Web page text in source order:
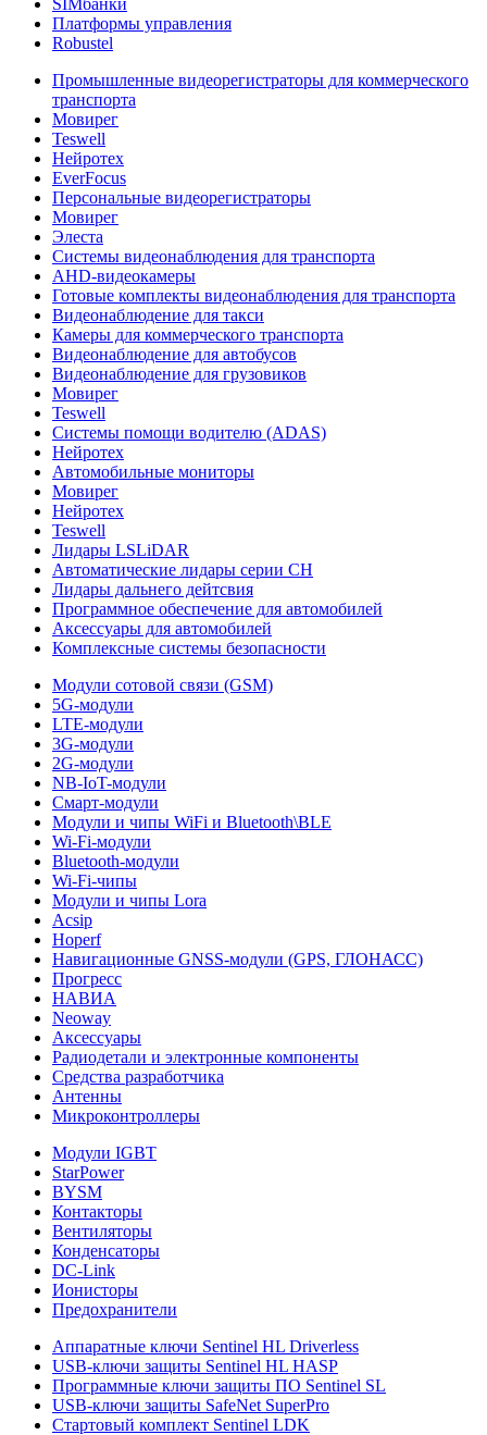
SIMбанки
Платформы управления
Robustel
Промышленные видеорегистраторы для коммерческого
транспорта
Мовирег
Teswell
Нейротех
EverFocus
Персональные видеорегистраторы
Мовирег
Элеста
Системы видеонаблюдения для транспорта
AHD-видеокамеры
Готовые комплекты видеонаблюдения для транспорта
Видеонаблюдение для такси
Камеры для коммерческого транспорта
Видеонаблюдение для автобусов
Видеонаблюдение для грузовиков
Мовирег
Teswell
Системы помощи водителю (ADAS)
Нейротех
Автомобильные мониторы
Мовирег
Нейротех
Teswell
Лидары LSLiDAR
Автоматические лидары серии CH
Лидары дальнего дейтсвия
Программное обеспечение для автомобилей
Аксессуары для автомобилей
Комплексные системы безопасности
Модули сотовой связи (GSM)
5G-модули
LTE-модули
3G-модули
2G-модули
NB-IoT-модули
Смарт-модули
Модули и чипы WiFi и Bluetooth\BLE
Wi-Fi-модули
Bluetooth-модули
Wi-Fi-чипы
Модули и чипы Lora
Acsip
Hoperf
Навигационные GNSS-модули (GPS, ГЛОНАСС)
Прогресс
НАВИА
Neoway
Аксессуары
Радиодетали и электронные компоненты
Средства разработчика
Антенны
Микроконтроллеры
Модули IGBT
StarPower
BYSM
Контакторы
Вентиляторы
Конденсаторы
DC-Link
Ионисторы
Предохранители
Аппаратные ключи Sentinel HL Driverless
USB-ключи защиты Sentinel HL HASP
Программные ключи защиты ПО Sentinel SL
USB-ключи защиты SafeNet SuperPro
Стартовый комплект Sentinel LDK